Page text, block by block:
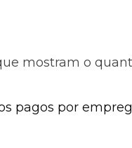
mostram o
pagos por